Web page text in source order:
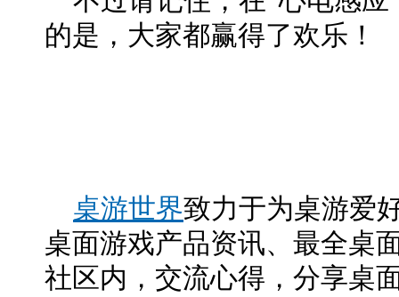
的是，大家都赢得了欢乐！
桌游世界致力于为桌游爱
桌面游戏产品资讯、最全桌
社区内，交流心得，分享桌